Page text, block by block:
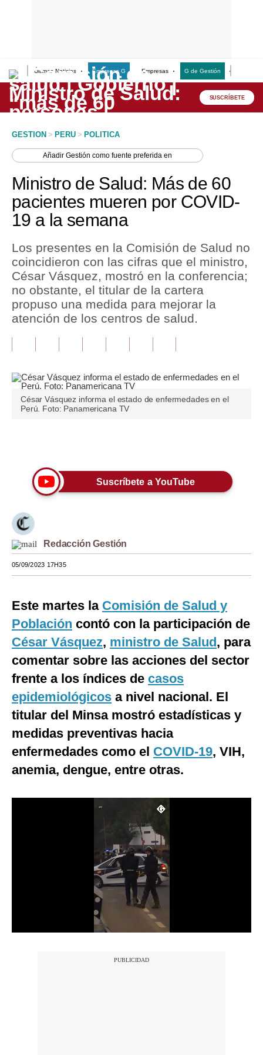
Últimas Noticias Empresas G Empresas G de Gestión
Lo último
Peru Quiosco
Economía
Mercados
Política
Tu Dinero
Finanzas Personales
Opinión
Editorial
Tendencias
Lujo
Viajes
Moda
Estilos
México
España
Internacional
Tecnología
Club del Suscriptor
Mix
SUSCRÍBETE
GESTION > PERU > POLITICA
AñadirGestión como fuente preferida en
Ministro de Salud: Más de 60
pacientes mueren por COVID-
19 a la semana
Los presentes en la Comisión de Salud no
coincidieron con las cifras que el ministro,
César Vásquez, mostró en la conferencia;
no obstante, el titular de la cartera
propuso una medida para mejorar la
atención de los centros de salud.
César Vásquez informa el estado de enfermedades en el
Perú. Foto: Panamericana TV
Suscríbete a YouTube
Redacción Gestión
05/09/2023 17H35
Este martes la Comisión de Salud y
Población contó con la participación de
César Vásquez, ministro de Salud, para
comentar sobre las acciones del sector
frente a los índices de casos
epidemiológicos a nivel nacional. El
titular del Minsa mostró estadísticas y
medidas preventivas hacia
enfermedades como el COVID-19, VIH,
anemia, dengue, entre otras.